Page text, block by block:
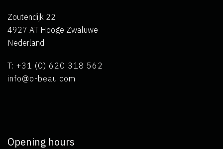
Zoutendijk 22
4927 AT Hooge Zwaluwe
Nederland
T: +31 (0) 620 318 562
info@o-beau.com
Opening hours